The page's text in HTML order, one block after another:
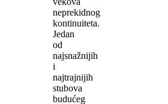
neprekidnog
kontinuiteta.
Jedan
od
najsnažnijih
i
najtrajnijih
stubova
budućeg